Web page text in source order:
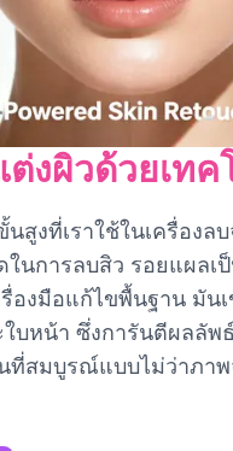
งผิวด้วยเทค
นสูงที่เราใช้ในเครื่องล
นการลบสิว รอยแผลเ
องมือแก้ไขพื้นฐาน มันเ
บหน้า ซึ่งการันตีผลลัพ
ที่สมบูรณ์แบบไม่ว่าภาพ